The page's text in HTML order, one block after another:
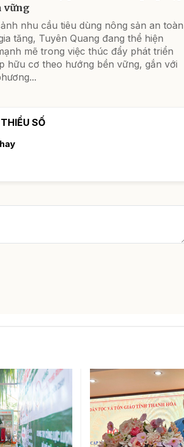
vững
nhu cầu tiêu dùng nông sản an toàn
tăng, Tuyên Quang đang thể hiện
mẽ trong việc thúc đẩy phát triển
hữu cơ theo hướng bền vững, gắn với
SỐ